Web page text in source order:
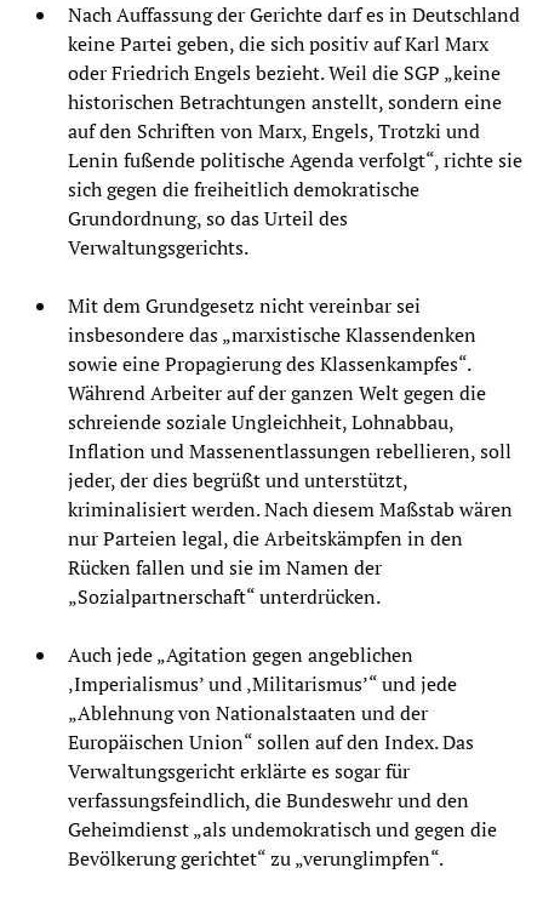
Nach Auffassung der Gerichte darf es in Deutschland
keine Partei geben, die sich positiv auf Karl Marx
oder Friedrich Engels bezieht. Weil die SGP „keine
historischen Betrachtungen anstellt, sondern eine
auf den Schriften von Marx, Engels, Trotzki und
Lenin fußende politische Agenda verfolgt“, richte sie
sich gegen die freiheitlich demokratische
Grundordnung, so das Urteil des
Verwaltungsgerichts.
Mit dem Grundgesetz nicht vereinbar sei
insbesondere das „marxistische Klassendenken
sowie eine Propagierung des Klassenkampfes“.
Während Arbeiter auf der ganzen Welt gegen die
schreiende soziale Ungleichheit, Lohnabbau,
Inflation und Massenentlassungen rebellieren, soll
jeder, der dies begrüßt und unterstützt,
kriminalisiert werden. Nach diesem Maßstab wären
nur Parteien legal, die Arbeitskämpfen in den
Rücken fallen und sie im Namen der
„Sozialpartnerschaft“ unterdrücken.
Auch jede „Agitation gegen angeblichen
‚Imperialismus’ und ‚Militarismus’“ und jede
„Ablehnung von Nationalstaaten und der
Europäischen Union“ sollen auf den Index. Das
Verwaltungsgericht erklärte es sogar für
verfassungsfeindlich, die Bundeswehr und den
Geheimdienst „als undemokratisch und gegen die
Bevölkerung gerichtet“ zu „verunglimpfen“.